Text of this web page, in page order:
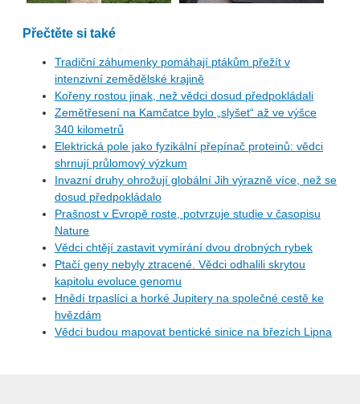
Přečtěte si také
Tradiční záhumenky pomáhají ptákům přežít v
intenzivní zemědělské krajině
Kořeny rostou jinak, než vědci dosud předpokládali
Zemětřesení na Kamčatce bylo „slyšet“ až ve výšce
340 kilometrů
Elektrická pole jako fyzikální přepínač proteinů: vědci
shrnují průlomový výzkum
Invazní druhy ohrožují globální Jih výrazně více, než se
dosud předpokládalo
Prašnost v Evropě roste, potvrzuje studie v časopisu
Nature
Vědci chtějí zastavit vymírání dvou drobných rybek
Ptačí geny nebyly ztracené. Vědci odhalili skrytou
kapitolu evoluce genomu
Hnědí trpaslíci a horké Jupitery na společné cestě ke
hvězdám
Vědci budou mapovat bentické sinice na březích Lipna